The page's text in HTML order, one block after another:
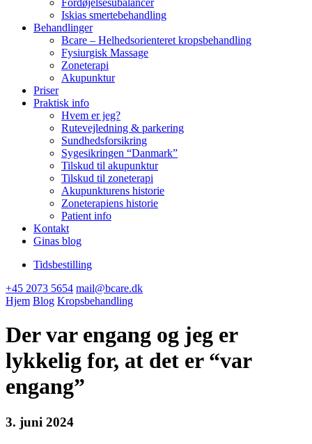
Fordøjelsesubalancer
Iskias smertebehandling
Behandlinger
Bcare – Helhedsorienteret kropsbehandling
Fysiurgisk Massage
Zoneterapi
Akupunktur
Priser
Praktisk info
Hvem er jeg?
Rutevejledning & parkering
Sundhedsforsikring
Sygesikringen “Danmark”
Tilskud til akupunktur
Tilskud til zoneterapi
Akupunkturens historie
Zoneterapiens historie
Patient info
Kontakt
Ginas blog
Tidsbestilling
+45 2073 5654 mail@bcare.dk
Hjem Blog Kropsbehandling
Der var engang og jeg er
lykkelig for, at det er “var
engang”
3. juni 2024